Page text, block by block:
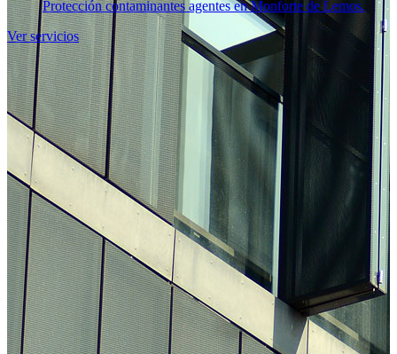
Protección contaminantes agentes en Monforte de Lemos.
Ver servicios